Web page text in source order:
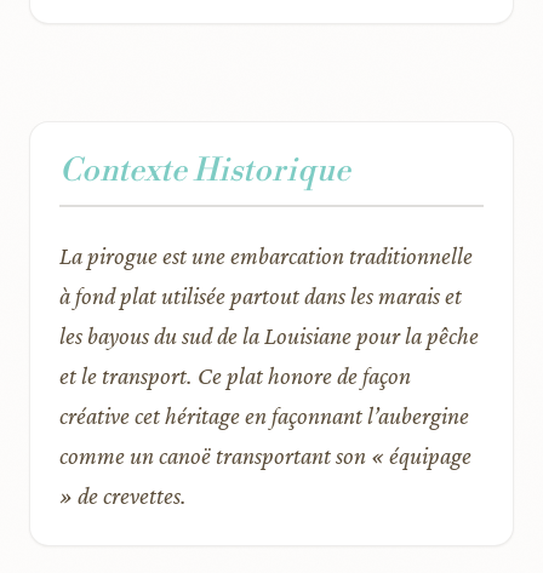
Contexte Historique
La pirogue est une embarcation traditionnelle
à fond plat utilisée partout dans les marais et
les bayous du sud de la Louisiane pour la pêche
et le transport. Ce plat honore de façon
créative cet héritage en façonnant l’aubergine
comme un canoë transportant son « équipage
» de crevettes.